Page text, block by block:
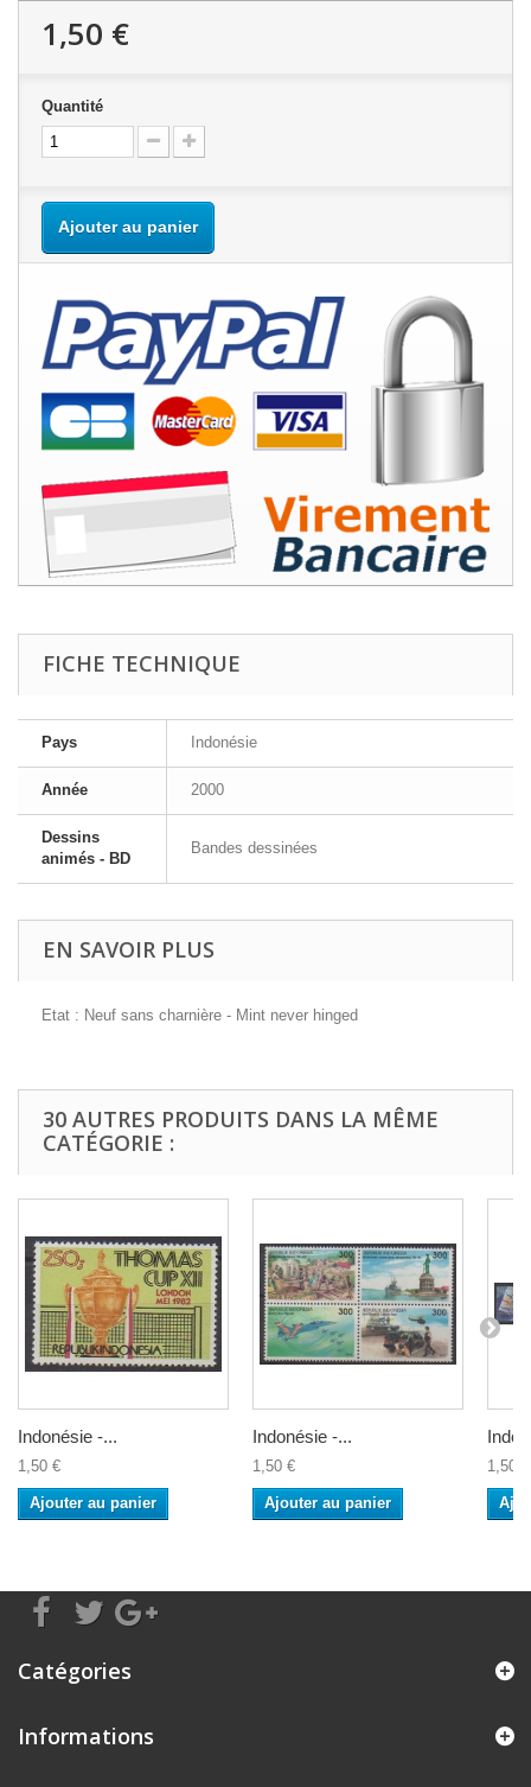
1,50 €
Quantité
Ajouter au panier
FICHE TECHNIQUE
Pays Indonésie
Année 2000
Dessins
animés - BD
Bandes dessinées
EN SAVOIR PLUS
Etat : Neuf sans charnière - Mint never hinged
30 AUTRES PRODUITS DANS LA MÊME
CATÉGORIE :
Indonésie -...
1,50 €
Ajouter au panier
Indonésie -...
1,50 €
Ajouter au panier
1,50 €
Catégories
Informations